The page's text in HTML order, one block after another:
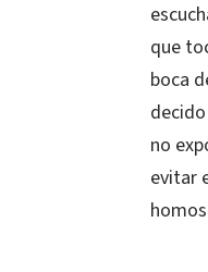
que
boca
no
evitar